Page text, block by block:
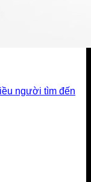
người tìm đến